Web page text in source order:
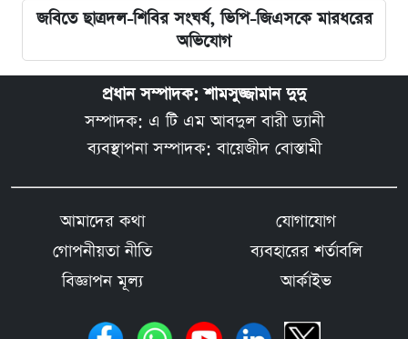
জবিতে ছাত্রদল-শিবির সংঘর্ষ, ভিপি-জিএসকে মারধরের
অভিযোগ
প্রধান সম্পাদক: শামসুজ্জামান দুদু
সম্পাদক: এ টি এম আবদুল বারী ড্যানী
ব্যবস্থাপনা সম্পাদক: বায়েজীদ বোস্তামী
আমাদের কথা
যোগাযোগ
গোপনীয়তা নীতি
ব্যবহারের শর্তাবলি
বিজ্ঞাপন মূল্য
আর্কাইভ